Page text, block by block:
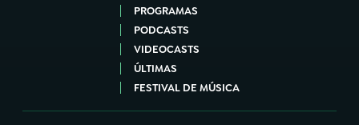
PROGRAMAS
PODCASTS
VIDEOCASTS
ÚLTIMAS
FESTIVAL DE MÚSICA